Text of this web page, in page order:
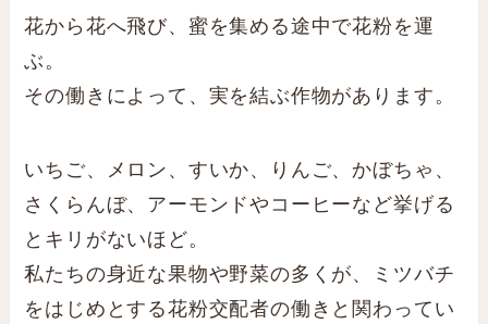
花から花へ飛び、蜜を集める途中で花粉を運
ぶ。
その働きによって、実を結ぶ作物があります。
いちご、メロン、すいか、りんご、かぼちゃ、
さくらんぼ、アーモンドやコーヒーなど挙げる
とキリがないほど。
私たちの身近な果物や野菜の多くが、ミツバチ
をはじめとする花粉交配者の働きと関わってい